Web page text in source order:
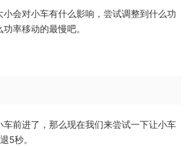
会对小车有什么影响，尝试调整到什么功
率移动的最慢吧。
车前进了，那么现在我们来尝试一下让小车
5秒。